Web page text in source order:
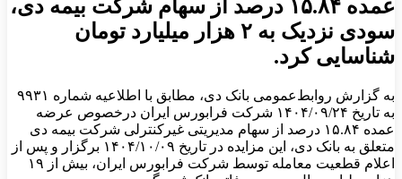
عمده ۱۵.۸۴ درصد از سهام شرکت بیمه دی،
سودی نزدیک به ۲ هزار میلیارد تومان
شناسایی کرد.
به گزارش روابط‌عمومی بانک دی، مطابق با اطلاعیه شماره ۹۹۳۱
به تاریخ ۱۴۰۴/۰۹/۲۴ شرکت فرابورس ایران درخصوص عرضه
عمده ۱۵.۸۴ درصد از سهام مدیریتی غیرکنترلی شرکت بیمه دی
متعلق به بانک دی، این مزایده در تاریخ ۱۴۰۴/۱۰/۰۹ برگزار و پس از
اعلام قطعیت معامله توسط شرکت فرابورس ایران، بیش از ۱۹